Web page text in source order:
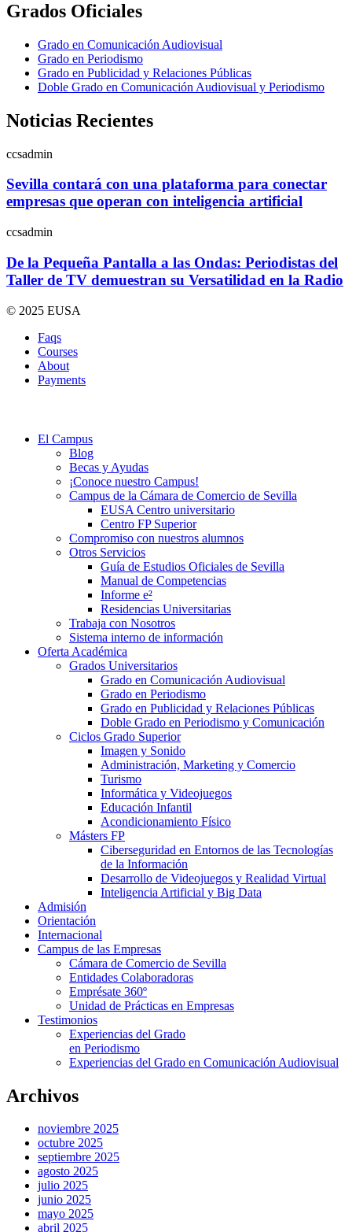
Grados Oficiales
Grado en Comunicación Audiovisual
Grado en Periodismo
Grado en Publicidad y Relaciones Públicas
Doble Grado en Comunicación Audiovisual y Periodismo
Noticias Recientes
ccsadmin
Sevilla contará con una plataforma para conectar
empresas que operan con inteligencia artificial
ccsadmin
De la Pequeña Pantalla a las Ondas: Periodistas del
Taller de TV demuestran su Versatilidad en la Radio
© 2025 EUSA
Faqs
Courses
About
Payments
El Campus
Blog
Becas y Ayudas
¡Conoce nuestro Campus!
Campus de la Cámara de Comercio de Sevilla
EUSA Centro universitario
Centro FP Superior
Compromiso con nuestros alumnos
Otros Servicios
Guía de Estudios Oficiales de Sevilla
Manual de Competencias
Informe e²
Residencias Universitarias
Trabaja con Nosotros
Sistema interno de información
Oferta Académica
Grados Universitarios
Grado en Comunicación Audiovisual
Grado en Periodismo
Grado en Publicidad y Relaciones Públicas
Doble Grado en Periodismo y Comunicación
Ciclos Grado Superior
Imagen y Sonido
Administración, Marketing y Comercio
Turismo
Informática y Videojuegos
Educación Infantil
Acondicionamiento Físico
Másters FP
Ciberseguridad en Entornos de las Tecnologías
de la Información
Desarrollo de Videojuegos y Realidad Virtual
Inteligencia Artificial y Big Data
Admisión
Orientación
Internacional
Campus de las Empresas
Cámara de Comercio de Sevilla
Entidades Colaboradoras
Emprésate 360º
Unidad de Prácticas en Empresas
Testimonios
Experiencias del Grado
en Periodismo
Experiencias del Grado en Comunicación Audiovisual
Archivos
noviembre 2025
octubre 2025
septiembre 2025
agosto 2025
julio 2025
junio 2025
mayo 2025
abril 2025